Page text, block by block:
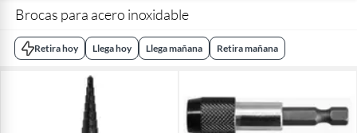
Brocas para acero inoxidable
Retira hoy Llega hoy Llega mañana Retira mañana